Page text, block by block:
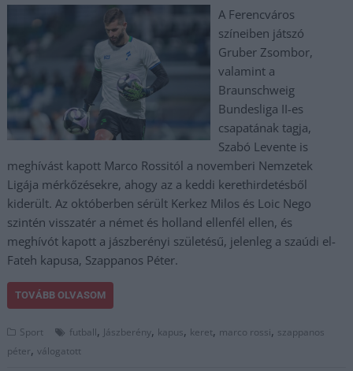
A Ferencváros
színeiben játszó
Gruber Zsombor,
valamint a
Braunschweig
Bundesliga II-es
csapatának tagja,
Szabó Levente is
meghívást kapott Marco Rossitól a novemberi Nemzetek
Ligája mérkőzésekre, ahogy az a keddi kerethirdetésből
kiderült. Az októberben sérült Kerkez Milos és Loic Nego
szintén visszatér a német és holland ellenfél ellen, és
meghívót kapott a jászberényi születésű, jelenleg a szaúdi el-
Fateh kapusa, Szappanos Péter.
TOVÁBB OLVASOM
Sport futball, Jászberény, kapus, keret, marco rossi, szappanos
péter,válogatott